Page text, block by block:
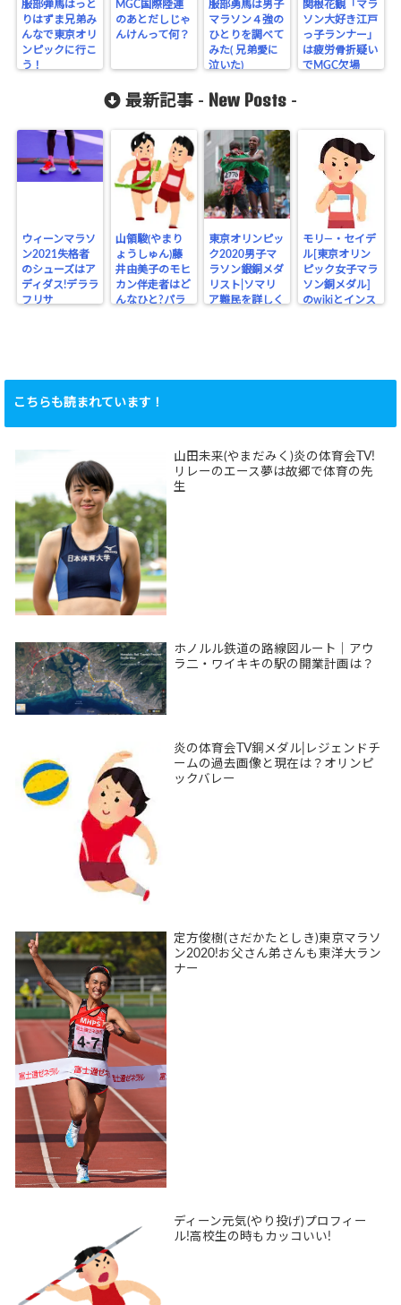
服部弾馬はっと
りはずま兄弟み
んなで東京オリ
ンピックに行こ
う！
MGC国際陸連
のあとだしじゃ
んけんって何？
服部勇馬は男子
マラソン４強の
ひとりを調べて
みた( 兄弟愛に
泣いた)
関根花観「マラ
ソン大好き江戸
っ子ランナー」
は疲労骨折疑い
でMGC欠場
最新記事 - New Posts -
ウィーンマラソ
ン2021失格者
のシューズはア
ディダス!デララ
フリサ
山領駿(やまり
ょうしゅん)藤
井由美子のモヒ
カン伴走者はど
んなひと?パラ
東京オリンピッ
ク2020男子マ
ラソン銀銅メダ
リスト|ソマリ
ア難民を詳しく
モリ―・セイデ
ル[東京オリン
ピック女子マラ
ソン銅メダル]
のwikiとインス
こちらも読まれています！
山田未来(やまだみく)炎の体育会TV!
リレーのエース夢は故郷で体育の先
生
ホノルル鉄道の路線図ルート｜アウ
ラ二・ワイキキの駅の開業計画は？
炎の体育会TV銅メダル|レジェンドチ
ームの過去画像と現在は？オリンピ
ックバレー
定方俊樹(さだかたとしき)東京マラソ
ン2020!お父さん弟さんも東洋大ラン
ナー
ディーン元気(やり投げ)プロフィー
ル!高校生の時もカッコいい!